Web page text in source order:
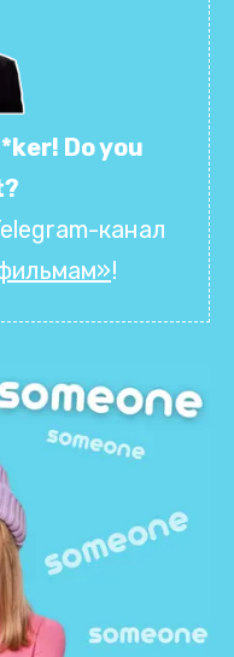
Do you
канал
!